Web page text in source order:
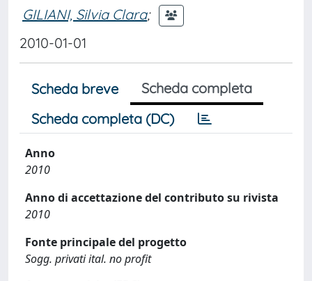
GILIANI, Silvia Clara;
2010-01-01
Scheda breve
Scheda completa
Scheda completa (DC)
Anno
2010
Anno di accettazione del contributo su rivista
2010
Fonte principale del progetto
Sogg. privati ital. no profit